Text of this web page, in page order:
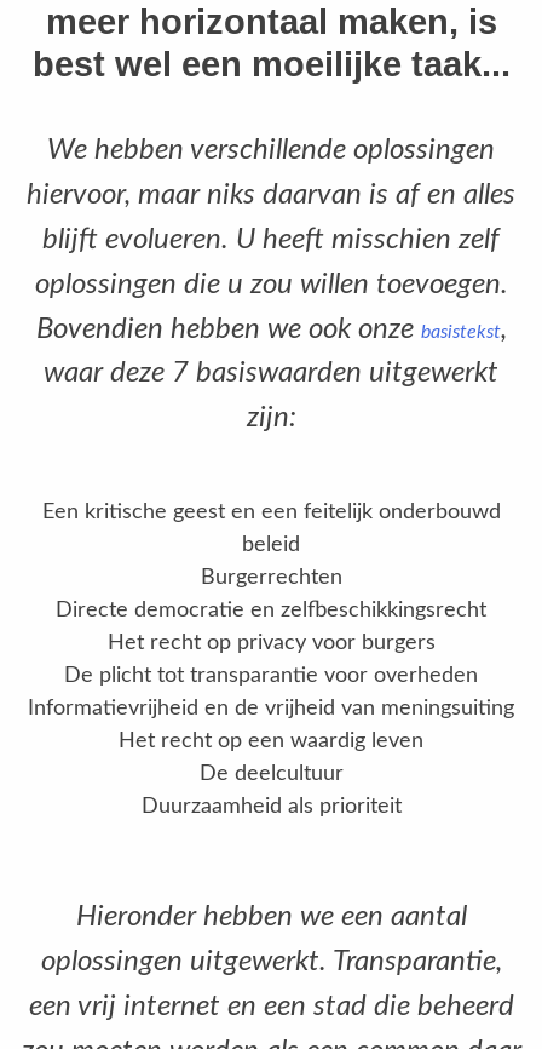
meer horizontaal maken, is
best wel een moeilijke taak...
We hebben verschillende oplossingen
hiervoor, maar niks daarvan is af en alles
blijft evolueren. U heeft misschien zelf
oplossingen die u zou willen toevoegen.
Bovendien hebben we ook onze basistekst,
waar deze 7 basiswaarden uitgewerkt
zijn:
Een kritische geest en een feitelijk onderbouwd
beleid
Burgerrechten
Directe democratie en zelfbeschikkingsrecht
Het recht op privacy voor burgers
De plicht tot transparantie voor overheden
Informatievrijheid en de vrijheid van meningsuiting
Het recht op een waardig leven
De deelcultuur
Duurzaamheid als prioriteit
Hieronder hebben we een aantal
oplossingen uitgewerkt. Transparantie,
een vrij internet en een stad die beheerd